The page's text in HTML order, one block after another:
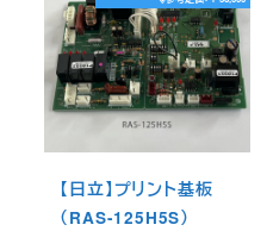
【日立】プリント基板
（RAS-125H5S）